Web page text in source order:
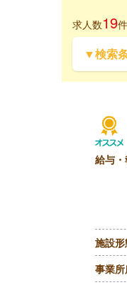
求人数19件
▼検索
給与
施設
事業